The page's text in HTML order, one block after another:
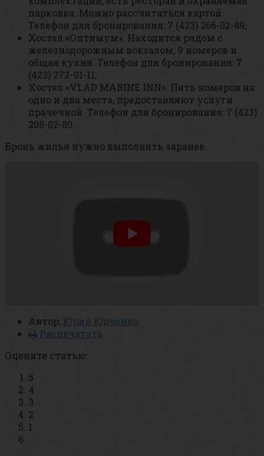
парковка. Можно рассчитаться картой.
Телефон для бронирования: 7 (423) 266-02-89;
Хостел «Оптимум». Находится рядом с
железнодорожным вокзалом, 9 номеров и
общая кухня. Телефон для бронирования: 7
(423) 272-91-11;
Хостел «VLAD MARINE INN». Пять номеров на
одно и два места, предоставляют услуги
прачечной. Телефон для бронирования: 7 (423)
208-02-80.
Бронь жилья нужно выполнять заранее.
Автор: Юрий Юрченко
Распечатать
Оцените статью:
5
4
3
2
1